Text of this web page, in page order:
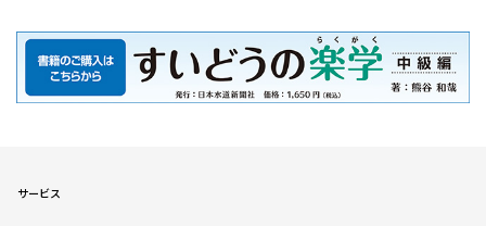
サービス